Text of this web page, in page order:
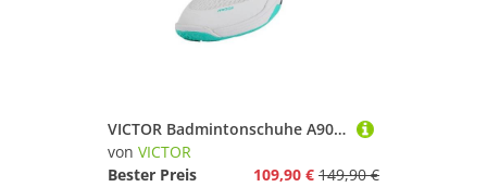
VICTOR Badmintonschuhe A900F AR weiss/mint Damen Squashschuh
von VICTOR
Bester Preis
109,90 € 149,90 €